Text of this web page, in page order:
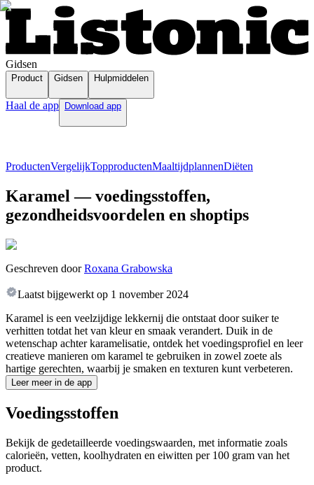
Gidsen
Product Gidsen Hulpmiddelen
Haal de app Download app
ProductenVergelijkTopproductenMaaltijdplannenDiëten
Karamel — voedingsstoffen,
gezondheidsvoordelen en shoptips
Geschreven door Roxana Grabowska
Laatst bijgewerkt op 1 november 2024
Karamel is een veelzijdige lekkernij die ontstaat door suiker te
verhitten totdat het van kleur en smaak verandert. Duik in de
wetenschap achter karamelisatie, ontdek het voedingsprofiel en leer
creatieve manieren om karamel te gebruiken in zowel zoete als
hartige gerechten, waarbij je smaken en texturen kunt verbeteren.
Leer meer in de app
Voedingsstoffen
Bekijk de gedetailleerde voedingswaarden, met informatie zoals
calorieën, vetten, koolhydraten en eiwitten per 100 gram van het
product.